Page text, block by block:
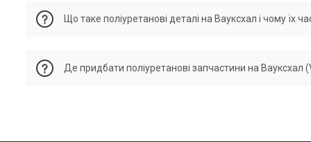
функціональність. Зміни жорсткості значно менші, ніж у
Що таке поліуретанові деталі на Вауксхал і чому їх
в автомобільній промисловості, зокрема в системах
Де придбати поліуретанові запчастини на Вауксхал